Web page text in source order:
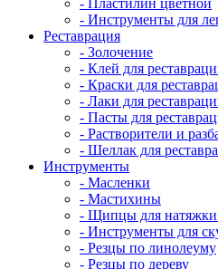
- Пластилин цветной
- Инструменты для
Реставрация
- Золочение
- Клей для
- Краски для
- Лаки для
- Пасты для
- Растворители и
- Шеллак для
Инструменты
- Масленки
- Мастихины
- Щипцы для натяжки
- Инструменты для
- Резцы по линолеуму
- Резцы по дереву